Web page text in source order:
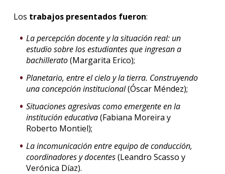
Los trabajos presentados fueron:
La percepción docente y la situación real: un
estudio sobre los estudiantes que ingresan a
bachillerato(Margarita Erico);
Planetario, entre el cielo y la tierra. Construyendo
una concepción institucional(Óscar Méndez);
Situaciones agresivas como emergente en la
institución educativa(Fabiana Moreira y
Roberto Montiel);
La incomunicación entre equipo de conducción,
coordinadores y docentes(Leandro Scasso y
Verónica Díaz).